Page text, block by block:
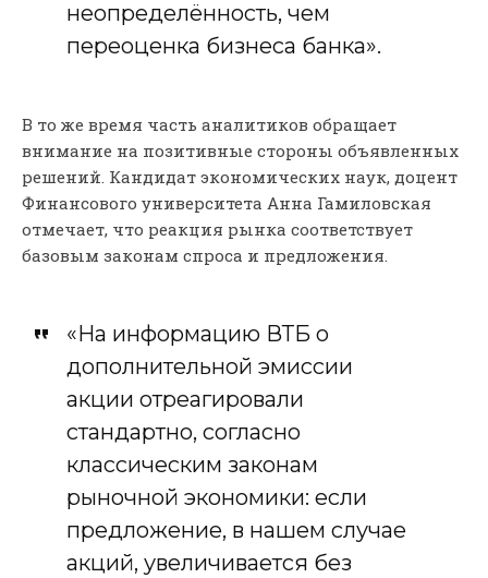
неопределённость, чем
переоценка бизнеса банка».
В то же время часть аналитиков обращает
внимание на позитивные стороны объявленных
решений. Кандидат экономических наук, доцент
Финансового университета Анна Гамиловская
отмечает, что реакция рынка соответствует
базовым законам спроса и предложения.
«На информацию ВТБ о
дополнительной эмиссии
акции отреагировали
стандартно, согласно
классическим законам
рыночной экономики: если
предложение, в нашем случае
акций, увеличивается без